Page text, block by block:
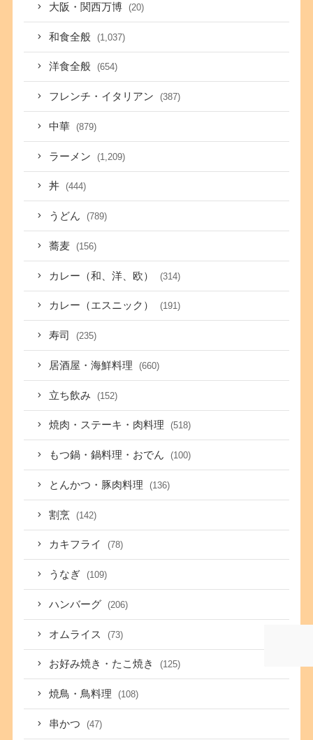
大阪・関西万博 (20)
和食全般 (1,037)
洋食全般 (654)
フレンチ・イタリアン (387)
中華 (879)
ラーメン (1,209)
丼 (444)
うどん (789)
蕎麦 (156)
カレー（和、洋、欧） (314)
カレー（エスニック） (191)
寿司 (235)
居酒屋・海鮮料理 (660)
立ち飲み (152)
焼肉・ステーキ・肉料理 (518)
もつ鍋・鍋料理・おでん (100)
とんかつ・豚肉料理 (136)
割烹 (142)
カキフライ (78)
うなぎ (109)
ハンバーグ (206)
オムライス (73)
お好み焼き・たこ焼き (125)
焼鳥・鳥料理 (108)
串かつ (47)